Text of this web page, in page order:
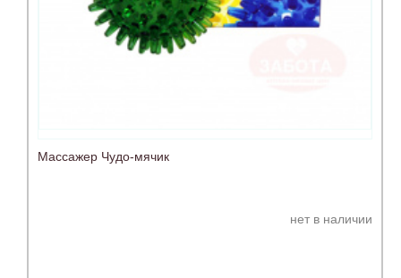
Массажер Чудо-мячик
нет в наличии